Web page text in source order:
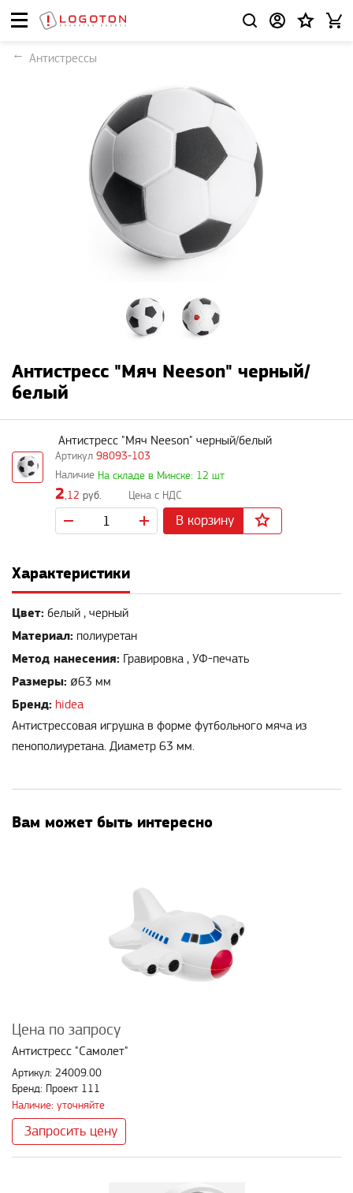
Антистрессы
Антистресс "Мяч Neeson" черный/
белый
98093-103
Антистресс "Мяч Neeson" черный/белый
На складе в Минске: 12 шт
2,12 руб.
В корзину
Характеристики
Цвет: белый , черный
Материал: полиуретан
Метод нанесения: Гравировка , УФ-печать
Размеры: ø63 мм
Бренд: hidea
Антистрессовая игрушка в форме футбольного мяча из
пенополиуретана. Диаметр 63 мм.
Вам может быть интересно
Цена по запросу
Антистресс "Самолет"
Артикул: 24009.00
Бренд: Проект 111
Наличие: уточняйте
Запросить цену